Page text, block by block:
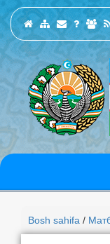
Bosh sahifa /